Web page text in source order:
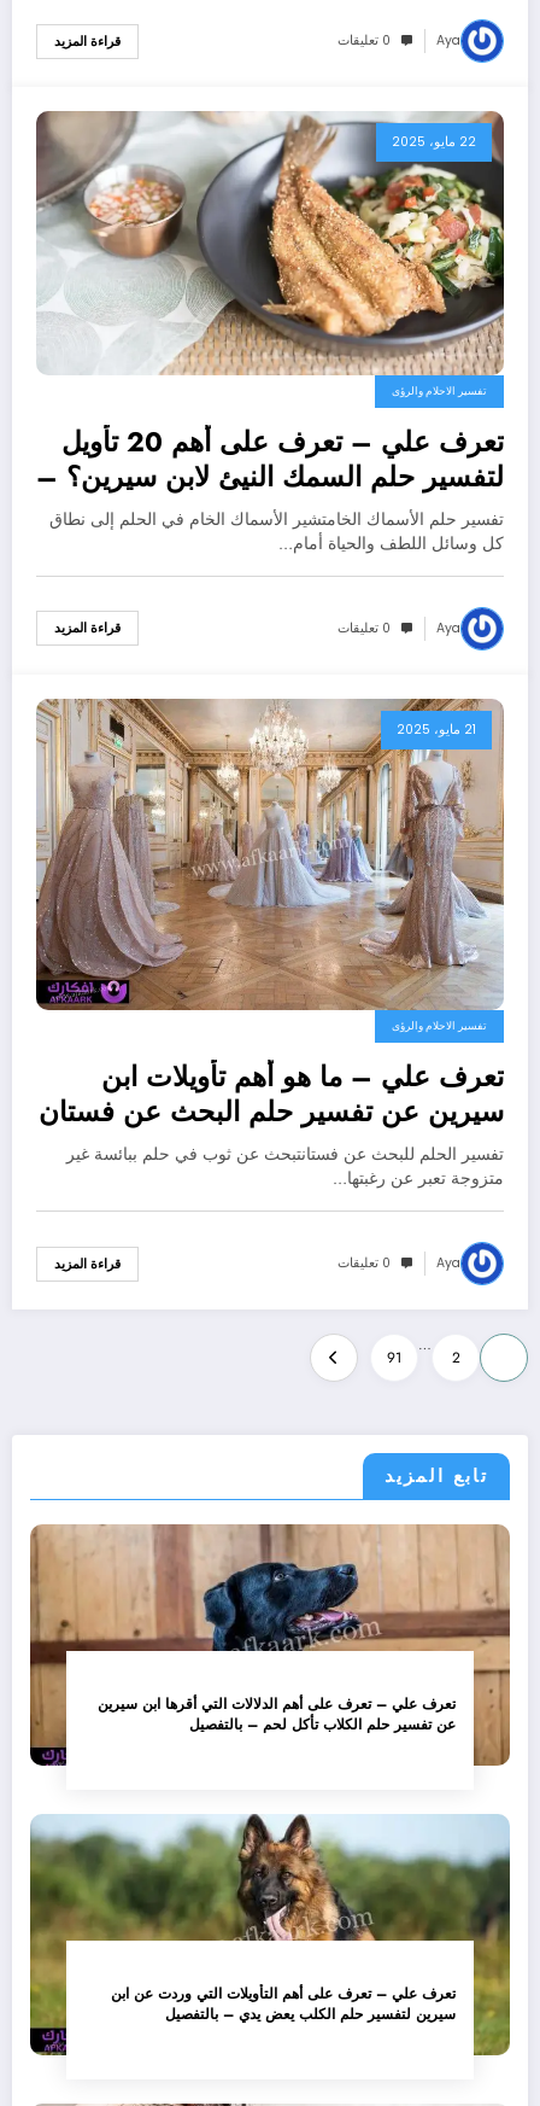
Aya 0 تعليقات قراءة المزيد
22 مايو، 2025
تفسير الاحلام والرؤى
تعرف علي – تعرف على أهم 20 تأويل
لتفسير حلم السمك النيئ لابن سيرين؟ –
بالتفصيل
تفسير حلم الأسماك الخامتشير الأسماك الخام في الحلم إلى نطاق
كل وسائل اللطف والحياة أمام…
Aya 0 تعليقات قراءة المزيد
21 مايو، 2025
تفسير الاحلام والرؤى
تعرف علي – ما هو أهم تأويلات ابن
سيرين عن تفسير حلم البحث عن فستان
لابن سيرين؟ – بالتفصيل
تفسير الحلم للبحث عن فستانتبحث عن ثوب في حلم ببائسة غير
متزوجة تعبر عن رغبتها…
Aya 0 تعليقات قراءة المزيد
تعدد
صفحات
المقالات
2
…
91
تابع المزيد
تعرف علي – تعرف على أهم الدلالات التي أقرها ابن سيرين
عن تفسير حلم الكلاب تأكل لحم – بالتفصيل
تعرف علي – تعرف على أهم التأويلات التي وردت عن ابن
سيرين لتفسير حلم الكلب يعض يدي – بالتفصيل